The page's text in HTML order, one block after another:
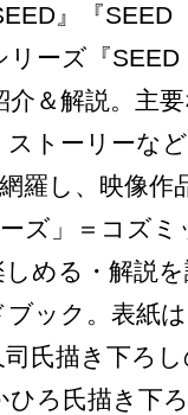
』『SEED
リーズ『SEED
介＆解説。主
トーリーな
羅し、映像作
ズ」＝コズミ
める・解説
ック。表紙
氏描き下ろ
ひろ氏描き下